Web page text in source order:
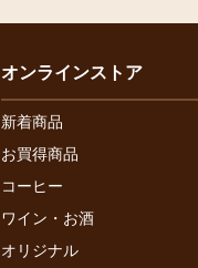
オンラインストア
新着商品
お買得商品
コーヒー
ワイン・お酒
オリジナル